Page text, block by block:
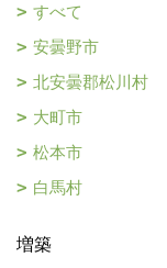
すべて
安曇野市
北安曇郡松川村
大町市
松本市
白馬村
増築